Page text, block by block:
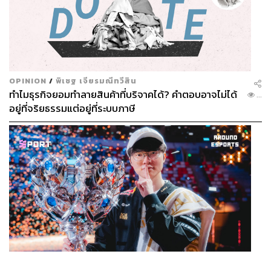
OPINION / พิเชฐ เจียรมณีทวีสิน
ทำไมธุรกิจยอมทำลายสินค้าที่บริจาคได้? คำตอบอาจไม่ได้
อยู่ที่จริยธรรมแต่อยู่ที่ระบบภาษี
...